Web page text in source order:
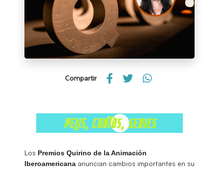
Compartir
Los Premios Quirino de la Animación
Iberoamericana anuncian cambios importantes en su